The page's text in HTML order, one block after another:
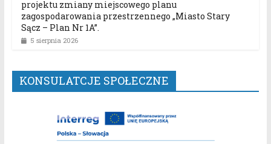
projektu zmiany miejscowego planu
zagospodarowania przestrzennego „Miasto Stary
Sącz – Plan Nr 1A”.
5 sierpnia 2026
KONSULATCJE SPOŁECZNE